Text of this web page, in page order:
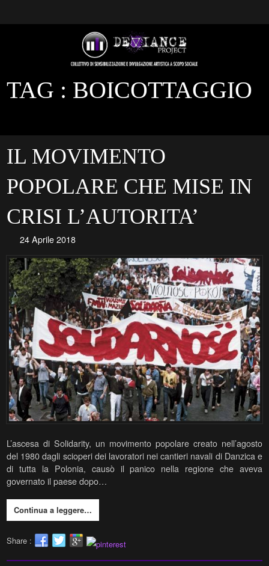
TAG : BOICOTTAGGIO
IL MOVIMENTO
POPOLARE CHE MISE IN
CRISI L’AUTORITA’
24 Aprile 2018
L’ascesa di Solidarity, un movimento popolare creato nell’agosto
del 1980 dagli scioperi dei lavoratori nei cantieri navali di Danzica e
di tutta la Polonia, causò il panico nella regione che aveva
governato il paese dopo…
Continua a leggere…
Share :